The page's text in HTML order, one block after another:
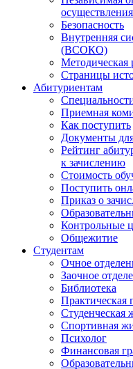
Безопасность
Внутренняя
(ВСОКО)
Методическая
Страницы
Абитуриентам
Приемная
Как поступить
Документы
Рейтинг
к зачислению
Стоимость
Поступить
Приказ о
Контрольные
Общежитие
Студентам
Очное
Заочное
Библиотека
Практическая
Студенческая
Спортивная
Психолог
Финансовая